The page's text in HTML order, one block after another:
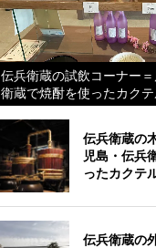
伝兵衛蔵の試飲コーナー
衛蔵で焼酎を使ったカクテ
伝兵衛蔵の
児島・伝兵
ったカクテ
伝兵衛蔵の